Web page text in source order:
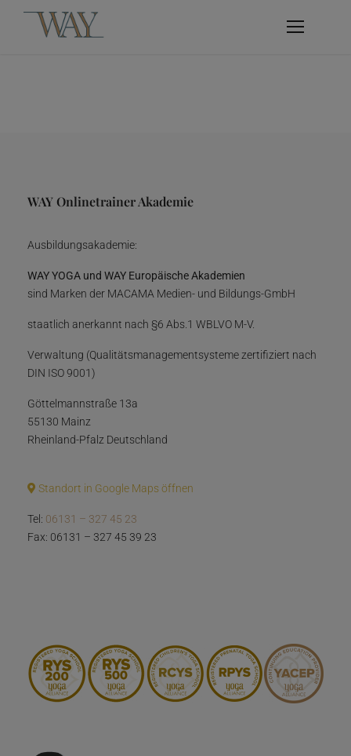
WAY Onlinetrainer Akademie
Ausbildungsakademie:
WAY YOGA und WAY Europäische Akademien
sind Marken der MACAMA Medien- und Bildungs-GmbH
staatlich anerkannt nach §6 Abs.1 WBLVO M-V.
Verwaltung (Qualitätsmanagementsysteme zertifiziert nach
DIN ISO 9001)
Göttelmannstraße 13a
55130 Mainz
Rheinland-Pfalz Deutschland
Standort in Google Maps öffnen
Tel: 06131 – 327 45 23
Fax: 06131 – 327 45 39 23